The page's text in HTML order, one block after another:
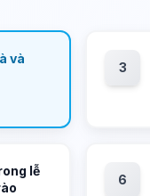
và
3
lễ
6